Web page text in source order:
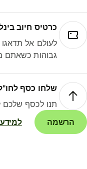
כרטיס חיוב
לעולם אל תדאגו
גבוהות כשאתם
שלחו כסף לחו"ל,
תנו לכסף שלכם
הרשמה
למידע